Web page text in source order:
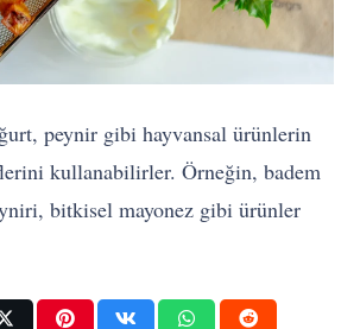
peynir gibi hayvansal ürünlerin
kullanabilirler. Örneğin, badem
bitkisel mayonez gibi ürünler